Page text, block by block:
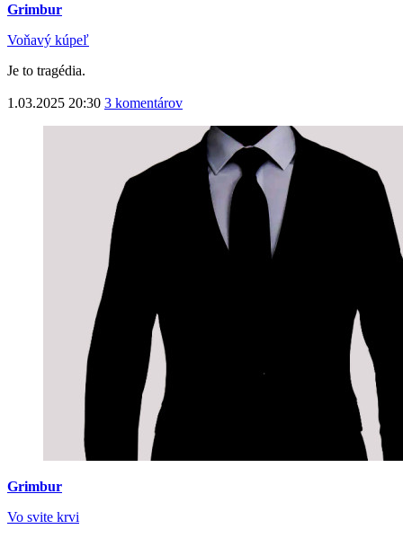
Grimbur
Voňavý kúpeľ
Je to tragédia.
1.03.2025 20:30 3 komentárov
Grimbur
Vo svite krvi